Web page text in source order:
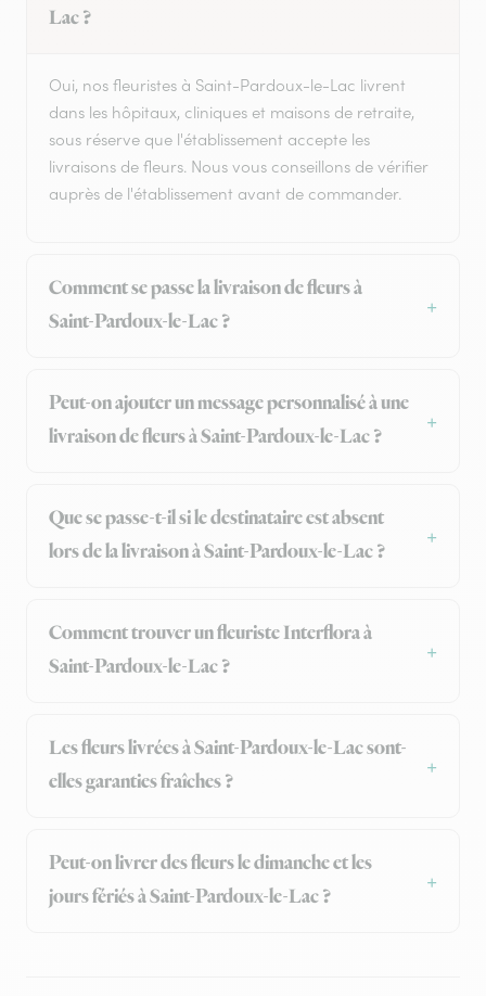
Lac ?
Oui, nos fleuristes à Saint-Pardoux-le-Lac livrent
dans les hôpitaux, cliniques et maisons de retraite,
sous réserve que l'établissement accepte les
livraisons de fleurs. Nous vous conseillons de vérifier
auprès de l'établissement avant de commander.
Comment se passe la livraison de fleurs à
Saint-Pardoux-le-Lac ?
Peut-on ajouter un message personnalisé à une
livraison de fleurs à Saint-Pardoux-le-Lac ?
Que se passe-t-il si le destinataire est absent
lors de la livraison à Saint-Pardoux-le-Lac ?
Comment trouver un fleuriste Interflora à
Saint-Pardoux-le-Lac ?
Les fleurs livrées à Saint-Pardoux-le-Lac sont-
elles garanties fraîches ?
Peut-on livrer des fleurs le dimanche et les
jours fériés à Saint-Pardoux-le-Lac ?